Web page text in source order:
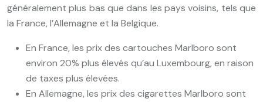
généralement plus bas que dans les pays voisins, tels que
la France, l’Allemagne et la Belgique.
En France, les prix des cartouches Marlboro sont
environ 20% plus élevés qu’au Luxembourg, en raison
de taxes plus élevées.
En Allemagne, les prix des cigarettes Marlboro sont